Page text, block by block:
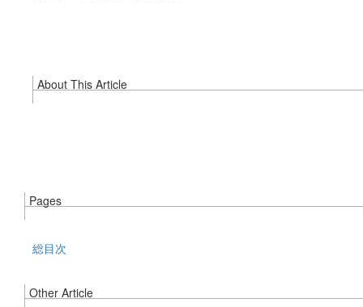
About This Article
Pages
総目次
Other Article